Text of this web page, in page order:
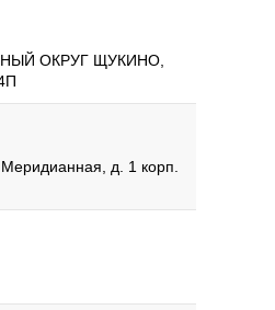
ОКРУГ ЩУКИНО,
д. 1 корп.